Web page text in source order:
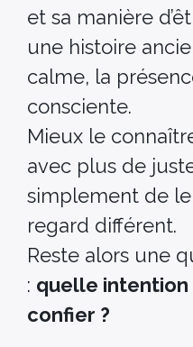
et sa manière
une histoire
calme, la
consciente.
Mieux le
avec plus de
simplement de
regard différent.
Reste alors une
: quelle intention
confier ?